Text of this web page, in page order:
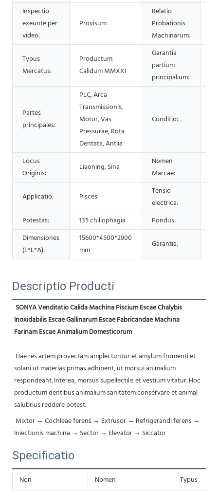
Inspectio
exeunte per
video:
Provisum
Relatio
Probationis
Machinarum:
Typus
Mercatus:
Productum
Calidum MMXXI
Garantia
partium
principalium:
Partes
principales:
PLC, Arca
Transmissionis,
Motor, Vas
Pressurae, Rota
Dentata, Antlia
Conditio:
Locus
Originis:
Liaoning, Sina
Nomen
Marcae:
Applicatio: Pisces
Tensio
electrica:
Potestas:
135 chiliophagia Pondus:
Dimensiones
(L*L*A):
15600*4500*2900
mm
Garantia:
Descriptio Producti
SONYA Venditatio Calida Machina Piscium Escae Chalybis
Inoxidabilis Escae Gallinarum Escae Fabricandae Machina
Farinam Escae Animalium Domesticorum
solani ut materias primas adhibent, ut morsui animalium
respondeant. Interea, morsus supellectilis et vestium vitatur. Hoc
productum dentibus animalium sanitatem conservare et animal
salubrius reddere potest.
Mixtor → Cochleae ferens → Extrusor → Refrigerandi ferens →
Iniectionis machina → Sector → Elevator → Siccator
Specificatio
Non Nomen Typus